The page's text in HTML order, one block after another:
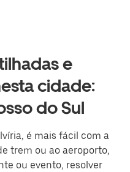
e
cidade:
do Sul
é mais fácil com a
trem ou ao aeroporto,
ou evento, resolver